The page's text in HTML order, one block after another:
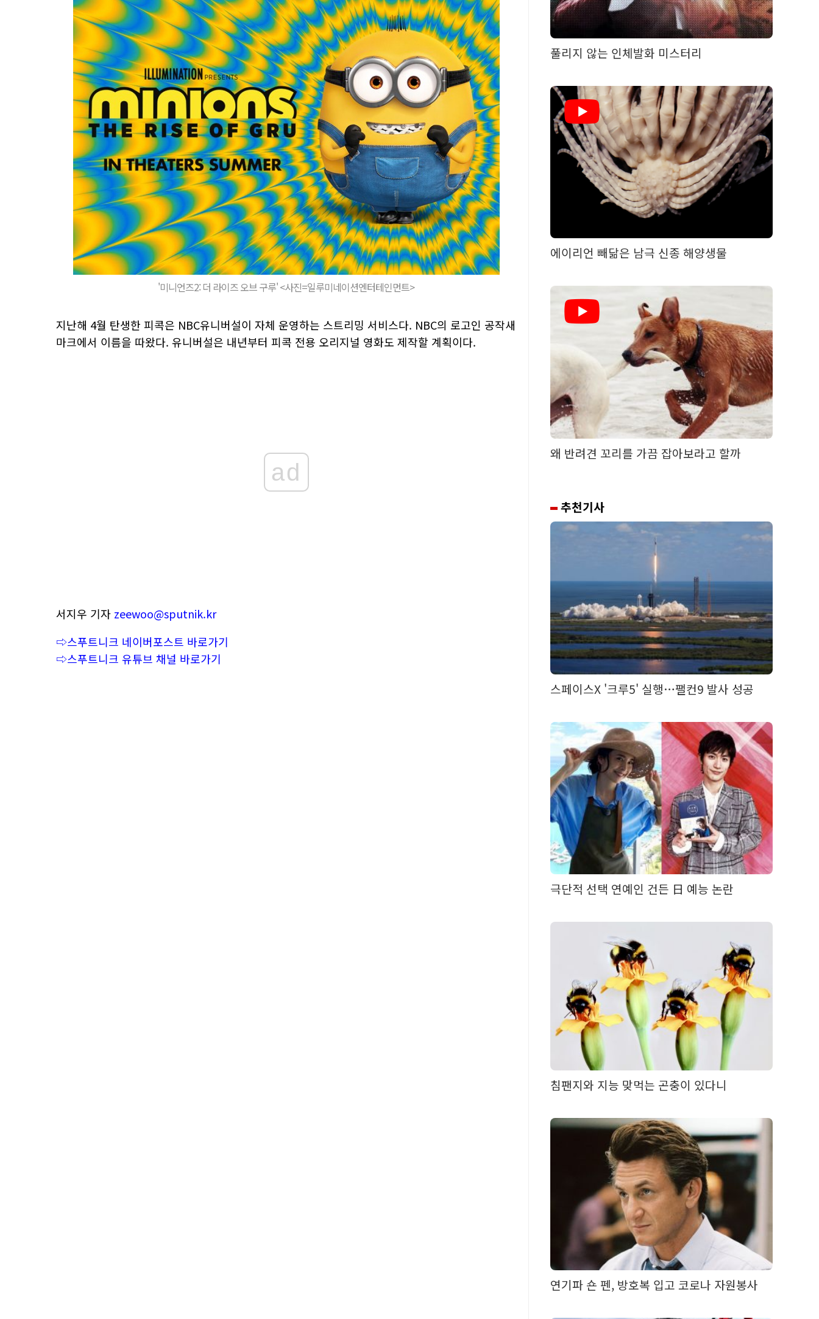
'미니언즈2: 더 라이즈 오브 구루' <사진=일루미네이션엔터테인먼트>
지난해 4월 탄생한 피콕은 NBC유니버설이 자체 운영하는 스트리밍 서비스다. NBC의 로고인 공작새
마크에서 이름을 따왔다. 유니버설은 내년부터 피콕 전용 오리지널 영화도 제작할 계획이다.
ad
서지우 기자 zeewoo@sputnik.kr
⇨스푸트니크 네이버포스트 바로가기
⇨스푸트니크 유튜브 채널 바로가기
풀리지 않는 인체발화 미스터리
에이리언 빼닮은 남극 신종 해양생물
왜 반려견 꼬리를 가끔 잡아보라고 할까
추천기사
스페이스X '크루5' 실행…팰컨9 발사 성공
극단적 선택 연예인 건든 日 예능 논란
침팬지와 지능 맞먹는 곤충이 있다니
연기파 숀 펜, 방호복 입고 코로나 자원봉사